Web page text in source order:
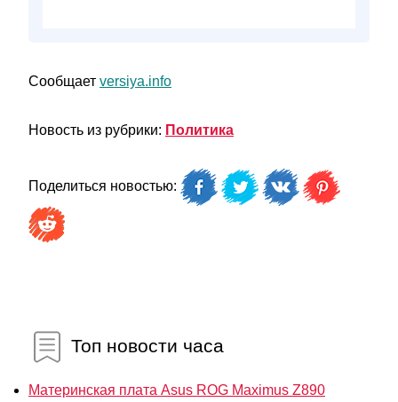
Сообщает versiya.info
Новость из рубрики: Политика
Поделиться новостью:
Топ новости часа
Материнская плата Asus ROG Maximus Z890